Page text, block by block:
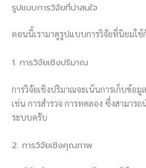
รูปแบบการวิจัยที่น่าสนใจ
ตอนนี้เรามาดูรูปแบบการวิจัยที่นิยมใช้
1. การวิจัยเชิงปริมาณ
การวิจัยเชิงปริมาณจะเน้นการเก็บข้อ
เช่น การสำรวจ การทดลอง ซึ่งสามาร
ระบบครับ
2. การวิจัยเชิงคุณภาพ